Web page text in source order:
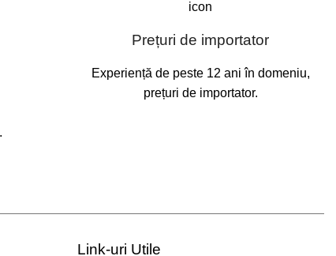
Prețuri de importator
Experiență de peste 12 ani în domeniu,
prețuri de importator.
Link-uri Utile